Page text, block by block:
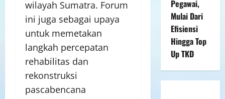
wilayah Sumatra. Forum
ini juga sebagai upaya
untuk memetakan
langkah percepatan
rehabilitas dan
rekonstruksi
pascabencana
Pegawai,
Mulai Dari
Efisiensi
Hingga Top
Up TKD